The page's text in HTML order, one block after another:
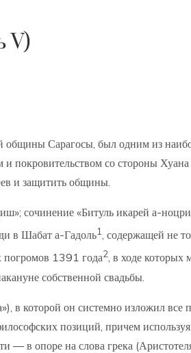
V)
Сарагосы, был одним из
покровительством со стороны
и защитить общины.
сочинение «Битуль икарей а-
в Шабат а-Гадоль1, содержащей не
погромов 1391 года2, в ходе которых
собственной свадьбы.
которой он системно изложил все
позиций, причем
в опоре на слова грека